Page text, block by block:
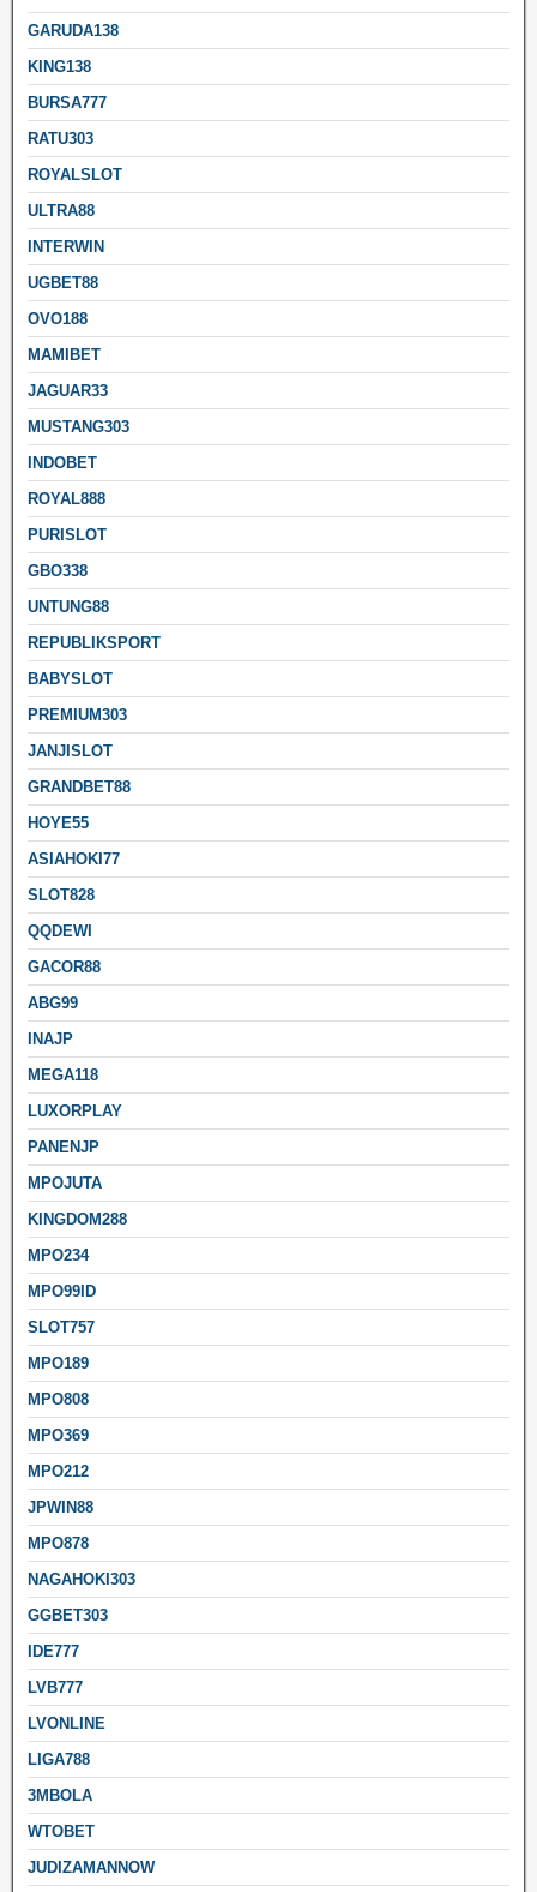
GARUDA138
KING138
BURSA777
RATU303
ROYALSLOT
ULTRA88
INTERWIN
UGBET88
OVO188
MAMIBET
JAGUAR33
MUSTANG303
INDOBET
ROYAL888
PURISLOT
GBO338
UNTUNG88
REPUBLIKSPORT
BABYSLOT
PREMIUM303
JANJISLOT
GRANDBET88
HOYE55
ASIAHOKI77
SLOT828
QQDEWI
GACOR88
ABG99
INAJP
MEGA118
LUXORPLAY
PANENJP
MPOJUTA
KINGDOM288
MPO234
MPO99ID
SLOT757
MPO189
MPO808
MPO369
MPO212
JPWIN88
MPO878
NAGAHOKI303
GGBET303
IDE777
LVB777
LVONLINE
LIGA788
3MBOLA
WTOBET
JUDIZAMANNOW